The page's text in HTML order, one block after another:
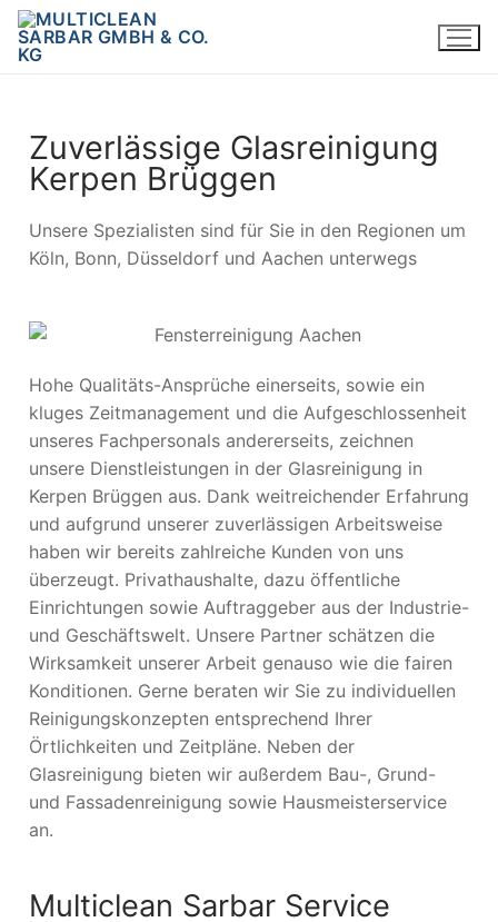
Zuverlässige Glasreinigung
Kerpen Brüggen
Unsere Spezialisten sind für Sie in den Regionen um
Köln, Bonn, Düsseldorf und Aachen unterwegs
Hohe Qualitäts-Ansprüche einerseits, sowie ein
kluges Zeitmanagement und die Aufgeschlossenheit
unseres Fachpersonals andererseits, zeichnen
unsere Dienstleistungen in der Glasreinigung in
Kerpen Brüggen aus. Dank weitreichender Erfahrung
und aufgrund unserer zuverlässigen Arbeitsweise
haben wir bereits zahlreiche Kunden von uns
überzeugt. Privathaushalte, dazu öffentliche
Einrichtungen sowie Auftraggeber aus der Industrie-
und Geschäftswelt. Unsere Partner schätzen die
Wirksamkeit unserer Arbeit genauso wie die fairen
Konditionen. Gerne beraten wir Sie zu individuellen
Reinigungskonzepten entsprechend Ihrer
Örtlichkeiten und Zeitpläne. Neben der
Glasreinigung bieten wir außerdem Bau-, Grund-
und Fassadenreinigung sowie Hausmeisterservice
an.
Multiclean Sarbar Service